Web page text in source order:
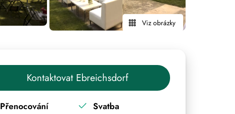
Viz obrázky
Kontaktovat Ebreichsdorf
Přenocování
Svatba